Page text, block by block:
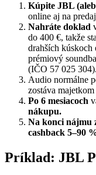
Kúpite JBL
online aj na
Nahráte doklad
do 400 €, takže
drahších
prémiový
(IČO 57 025 304).
Audio normálne
zostáva
Po 6 mesiacoch
nákupu.
Na konci nájmu
cashback 5–90
Príklad: JBL